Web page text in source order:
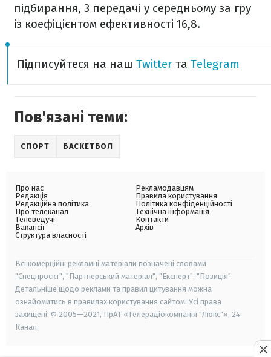
підбирання, 3 передачі у середньому за гру
із коефіцієнтом ефективності 16,8.
Підписуйтеся на наш Twitter та Telegram
Пов'язані теми:
СПОРТ БАСКЕТБОЛ
Про нас
Редакція
Редакційна політика
Про телеканал
Телеведучі
Вакансії
Структура власності
Рекламодавцям
Правила користування
Політика конфіденційності
Технічна інформація
Контакти
Архів
Всі комерційні рекламні матеріали позначені словами
"Спецпроєкт", "Партнерський матеріал", "Експерт", "Позиція".
Детальніше щодо реклами та правил цитування можна
ознайомитись в правилах користування сайтом. Усі права
захищені. © 2005—2021, ПрАТ «Телерадіокомпанія "Люкс"», 24
Канал.